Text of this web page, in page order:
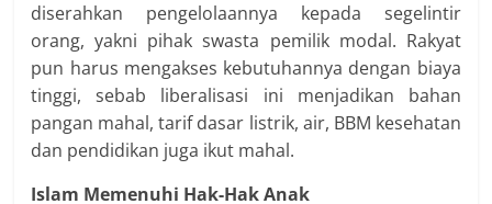
diserahkan pengelolaannya kepada segelintir
orang, yakni pihak swasta pemilik modal. Rakyat
pun harus mengakses kebutuhannya dengan biaya
tinggi, sebab liberalisasi ini menjadikan bahan
pangan mahal, tarif dasar listrik, air, BBM kesehatan
dan pendidikan juga ikut mahal.
Islam Memenuhi Hak-Hak Anak